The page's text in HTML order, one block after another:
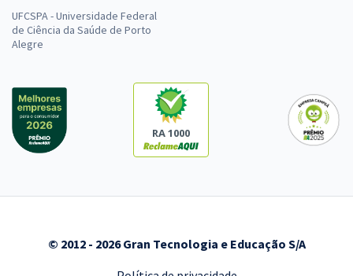
UFCSPA - Universidade Federal
de Ciência da Saúde de Porto
Alegre
RA 1000
© 2012 - 2026 Gran Tecnologia e Educação S/A